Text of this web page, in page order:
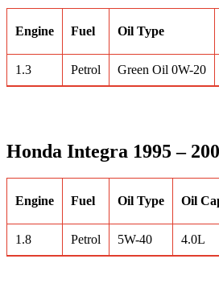
Engine Fuel Oil Type
1.3 Petrol Green Oil 0W-20
Honda Integra 1995 –
Engine Fuel Oil Type Oil
1.8 Petrol 5W-40 4.0L